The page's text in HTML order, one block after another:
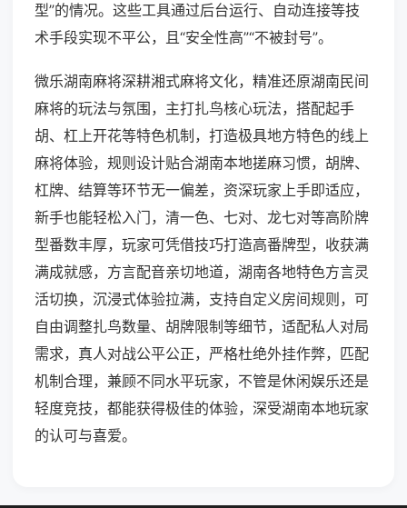
型”的情况。这些工具通过后台运行、自动连接等技
术手段实现不平公，且“安全性高”“不被封号”。
微乐湖南麻将深耕湘式麻将文化，精准还原湖南民间
麻将的玩法与氛围，主打扎鸟核心玩法，搭配起手
胡、杠上开花等特色机制，打造极具地方特色的线上
麻将体验，规则设计贴合湖南本地搓麻习惯，胡牌、
杠牌、结算等环节无一偏差，资深玩家上手即适应，
新手也能轻松入门，清一色、七对、龙七对等高阶牌
型番数丰厚，玩家可凭借技巧打造高番牌型，收获满
满成就感，方言配音亲切地道，湖南各地特色方言灵
活切换，沉浸式体验拉满，支持自定义房间规则，可
自由调整扎鸟数量、胡牌限制等细节，适配私人对局
需求，真人对战公平公正，严格杜绝外挂作弊，匹配
机制合理，兼顾不同水平玩家，不管是休闲娱乐还是
轻度竞技，都能获得极佳的体验，深受湖南本地玩家
的认可与喜爱。